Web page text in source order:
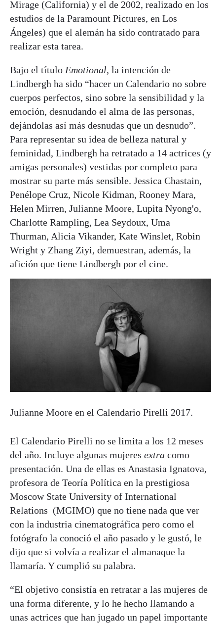
Mirage (California) y el de 2002, realizado en los
estudios de la Paramount Pictures, en Los
Ángeles) que el alemán ha sido contratado para
realizar esta tarea.
Bajo el título Emotional, la intención de
Lindbergh ha sido “hacer un Calendario no sobre
cuerpos perfectos, sino sobre la sensibilidad y la
emoción, desnudando el alma de las personas,
dejándolas así más desnudas que un desnudo”.
Para representar su idea de belleza natural y
feminidad, Lindbergh ha retratado a 14 actrices (y
amigas personales) vestidas por completo para
mostrar su parte más sensible. Jessica Chastain,
Penélope Cruz, Nicole Kidman, Rooney Mara,
Helen Mirren, Julianne Moore, Lupita Nyong'o,
Charlotte Rampling, Lea Seydoux, Uma
Thurman, Alicia Vikander, Kate Winslet, Robin
Wright y Zhang Ziyi, demuestran, además, la
afición que tiene Lindbergh por el cine.
Julianne Moore en el Calendario Pirelli 2017.
El Calendario Pirelli no se limita a los 12 meses
del año. Incluye algunas mujeres extra como
presentación. Una de ellas es Anastasia Ignatova,
profesora de Teoría Política en la prestigiosa
Moscow State University of International
Relations (MGIMO) que no tiene nada que ver
con la industria cinematográfica pero como el
fotógrafo la conoció el año pasado y le gustó, le
dijo que si volvía a realizar el almanaque la
llamaría. Y cumplió su palabra.
“El objetivo consistía en retratar a las mujeres de
una forma diferente, y lo he hecho llamando a
unas actrices que han jugado un papel importante